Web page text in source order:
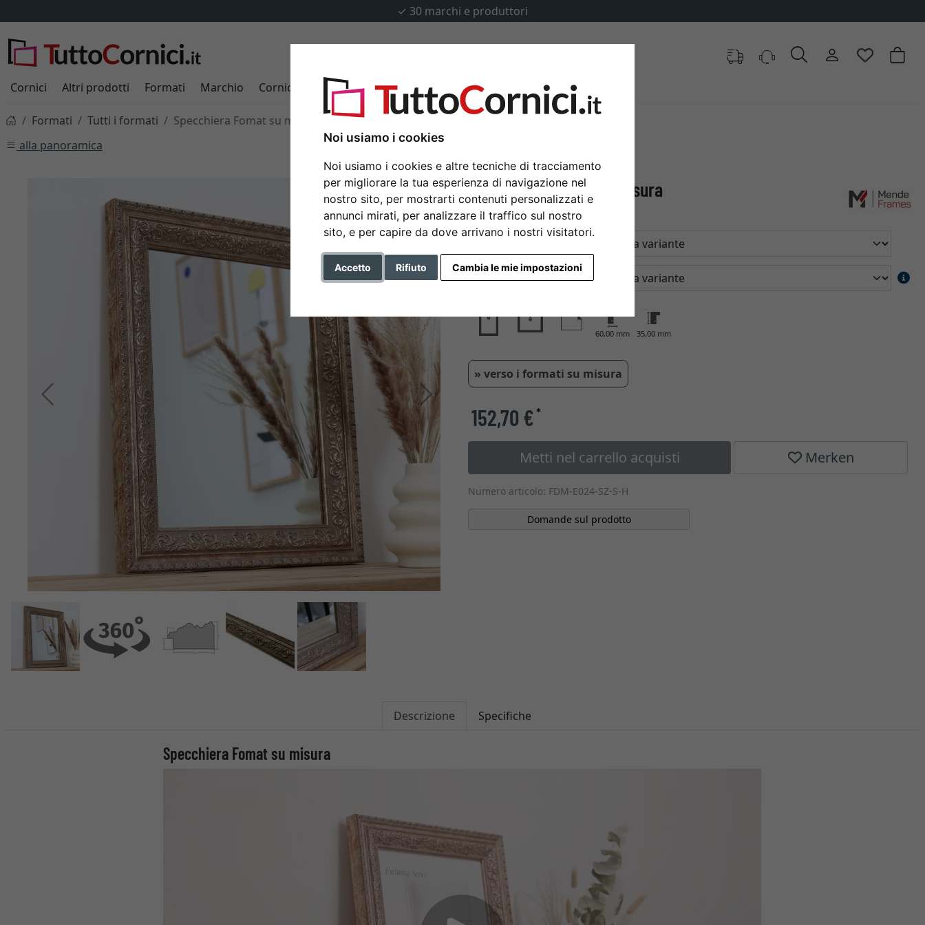
Noi usiamo i cookies
Noi usiamo i cookies e altre tecniche di tracciamento
per migliorare la tua esperienza di navigazione nel
nostro sito, per mostrarti contenuti personalizzati e
annunci mirati, per analizzare il traffico sul nostro
sito, e per capire da dove arrivano i nostri visitatori.
Accetto Rifiuto Cambia le mie impostazioni
✓ 30 marchi e produttori
Cornici Altri prodotti Formati Marchio Cornici su misura Passepartout Accessori
Formati Tutti i formati
Specchiera Fomat su misura
alla panoramica
Indietro Avanti
Specchiera Fomat su misura
Tipo di vetro
60,00 mm 35,00 mm
» verso i formati su misura
152,70 €*
Metti nel carrello acquisti Merken
Numero articolo: FDM-E024-SZ-S-H
Domande sul prodotto
Descrizione Specifiche
Specchiera Fomat su misura